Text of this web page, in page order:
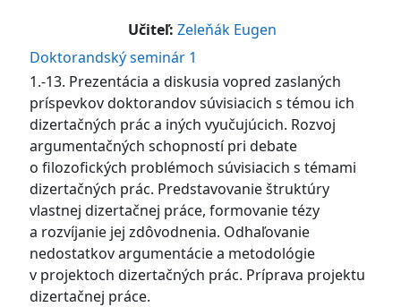
Učiteľ: Zeleňák Eugen
Doktorandský seminár 1
1.-13. Prezentácia a diskusia vopred zaslaných
príspevkov doktorandov súvisiacich s témou ich
dizertačných prác a iných vyučujúcich. Rozvoj
argumentačných schopností pri debate
o filozofických problémoch súvisiacich s témami
dizertačných prác. Predstavovanie štruktúry
vlastnej dizertačnej práce, formovanie tézy
a rozvíjanie jej zdôvodnenia. Odhaľovanie
nedostatkov argumentácie a metodológie
v projektoch dizertačných prác. Príprava projektu
dizertačnej práce.